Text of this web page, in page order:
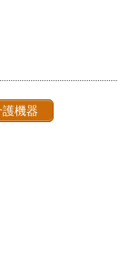
護機器